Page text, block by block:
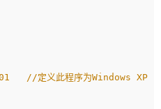
//定义此程序为Windows XP